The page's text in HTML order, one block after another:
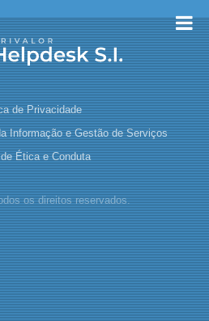
de Privacidade
Informação e Gestão de Serviços
Ética e Conduta
os direitos reservados.